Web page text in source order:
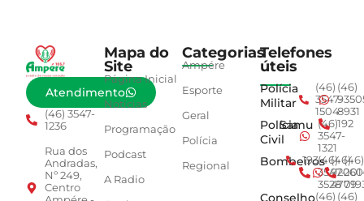
Atendimento
(46) 3547-
1236
Rua dos
Andradas,
Nº 249,
Centro
Mapa do
Site
Página Inicial
Notícias
Programação
Podcast
A Radio
Categorias
Ampére
Esporte
Geral
Polícia
Regional
Telefones
úteis
Polícia
Militar
(46)
3547-
1504
(46)
8931
Polícia
Civil
Samu (46)
3547-
1321
192
Bombeiros
193(46)
3547-
3528
(46)
4779
(46)
Conselho(46) (46)